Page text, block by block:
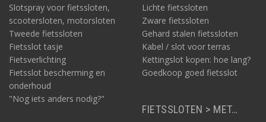
Slotspray voor fietssloten,
scootersloten, motorsloten
Tweede fietssloten
Fietsslot tasje
Fietsverlichting
Fietsslot bescherming en
onderhoud
"Nog iets anders nodig?"
Lichte fietssloten
Zware fietssloten
Gehard stalen fietssloten
Kabel / slot voor terras
Kettingslot kopen: hoe lang?
Goedkoop goed fietsslot
FIETSSLOTEN > MET…